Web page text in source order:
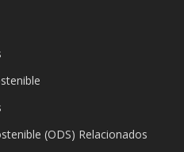
(ODS) Relacionados